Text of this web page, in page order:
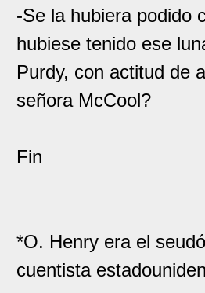
-Se la hubiera podido
hubiese tenido ese
Purdy, con actitud de
señora McCool?
Fin
*O. Henry era el
cuentista